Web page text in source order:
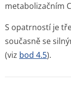
metabolizačním
S opatrností je
současně se
(viz bod 4.5).